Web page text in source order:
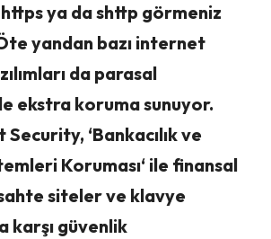
ya da shttp görmeniz
yandan bazı internet
da parasal
ekstra koruma sunuyor.
Security, ‘Bankacılık ve
Koruması‘ ile finansal
siteler ve klavye
karşı güvenlik